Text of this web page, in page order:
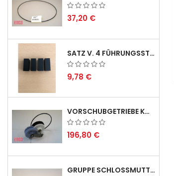
37,20 €
SATZ V. 4 FÜHRUNGSSTIFTEN FÜR EMCO SWING
9,78 €
VORSCHUBGETRIEBE KOMPL. F. REX 2000 MIT KEILRIEMEN - LIEFERVERZÖGERUNG SEPTEMBER/OKTOBER 2026
196,80 €
GRUPPE SCHLOSSMUTTER METRISCH